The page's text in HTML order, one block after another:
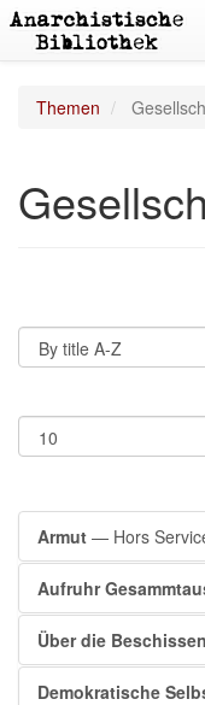
Themen
Armut — Hors
Aufruhr
Über die
Demokratische